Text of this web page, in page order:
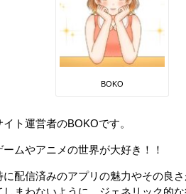
BOKO
イト運営者のBOKOです。
ームやアニメの世界が大好き！！
に配信済みのアプリの魅力やその良
しまわないように、ジェネリック的